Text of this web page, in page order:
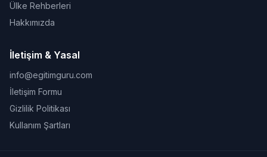
Ülke Rehberleri
Hakkımızda
İletişim & Yasal
info@egitimguru.com
İletişim Formu
Gizlilik Politikası
Kullanım Şartları